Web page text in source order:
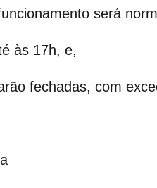
será
às 17h, e,
fechadas, com